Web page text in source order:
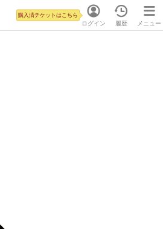
ログイン
購入済チケットはこちら
履歴 メニュー